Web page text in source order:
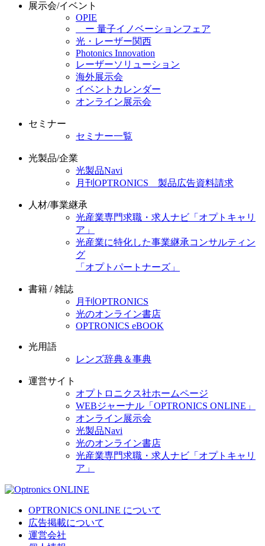
展示会/イベント
OPIE
ー 量子イノベーションフェア
光・レーザー関西
Photonics Innovation
レーザーソリューション
海外展示会
イベントカレンダー
オンライン展示会
セミナー
セミナー一覧
光製品/企業
光製品Navi
月刊OPTRONICS 製品広告資料請求
人材/事業継承
光産業専門求職・求人ナビ「オプトキャリ
ア」
光産業に特化した事業継承コンサルティン
グ
「オプトパートナーズ」
書籍 / 雑誌
月刊OPTRONICS
光のオンライン書店
OPTRONICS eBOOK
光用語
レンズ辞典＆事典
運営サイト
オプトロニクス社ホームページ
WEBジャーナル「OPTRONICS ONLINE」
オンライン展示会
光製品Navi
光のオンライン書店
光産業専門求職・求人ナビ「オプトキャリ
ア」
OPTRONICS ONLINE について
広告掲載について
運営会社